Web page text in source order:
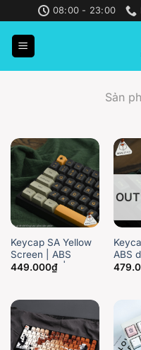
to
content
08:00 - 23:00
Sản
Keycap SA Yellow
Screen | ABS
doubleshot | SA
449.000₫
ABS